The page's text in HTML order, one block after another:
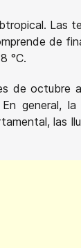
Las
de
°C.
de octubre
general,
las